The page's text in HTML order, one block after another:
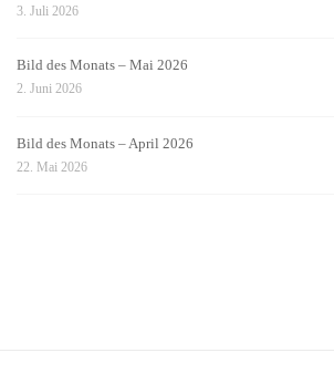
3. Juli 2026
Bild des Monats – Mai 2026
2. Juni 2026
Bild des Monats – April 2026
22. Mai 2026